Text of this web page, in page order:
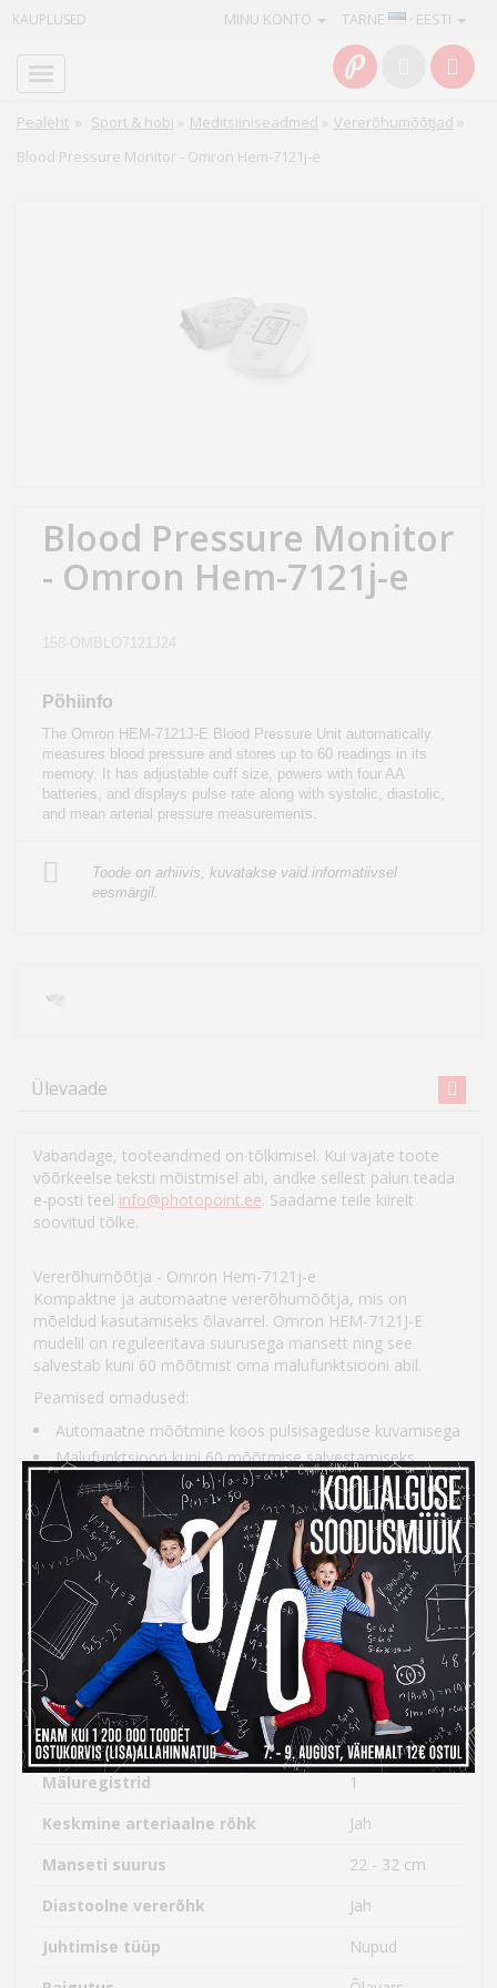
KAUPLUSED TARNE · EESTI
MINU KONTO
Pealeht » Sport & hobi » Meditsiiniseadmed » Vererõhumõõtjad »
Blood Pressure Monitor - Omron Hem-7121j-e
Blood Pressure Monitor
- Omron Hem-7121j-e
158-OMBLO7121J24
Põhiinfo
The Omron HEM-7121J-E Blood Pressure Unit automatically
measures blood pressure and stores up to 60 readings in its
memory. It has adjustable cuff size, powers with four AA
batteries, and displays pulse rate along with systolic, diastolic,
and mean arterial pressure measurements.
Toode on arhiivis, kuvatakse vaid informatiivsel
eesmärgil.
Ülevaade
Vabandage, tooteandmed on tõlkimisel. Kui vajate toote
võõrkeelse teksti mõistmisel abi, andke sellest palun teada
e-posti teel info@photopoint.ee. Saadame teile kiirelt
soovitud tõlke.
Vererõhumõõtja - Omron Hem-7121j-e
Kompaktne ja automaatne vererõhumõõtja, mis on
mõeldud kasutamiseks õlavarrel. Omron HEM-7121J-E
mudelil on reguleeritava suurusega mansett ning see
salvestab kuni 60 mõõtmist oma mälufunktsiooni abil.
Peamised omadused:
Automaatne mõõtmine koos pulsisageduse kuvamisega
Mälufunktsioon kuni 60 mõõtmise salvestamiseks
Manseti suurus reguleeritav vahemikus 22 kuni 32 cm
Mõõdetavad parameetrid: süstoolne, diastoolne ja
keskmine arteriaalne rõhk
Töötab nelja AA patareiga (patareid on komplektis)
Omadused
Toote värv
Valge
Mälufunktsioon
Jah
Pulsisageduse mõõtmine
Jah
Mäluregistrid
1
Keskmine arteriaalne rõhk
Jah
Manseti suurus
22 - 32 cm
Diastoolne vererõhk
Jah
Juhtimise tüüp
Nupud
Info
Teenused
Sport
hobi
Mänguasjad